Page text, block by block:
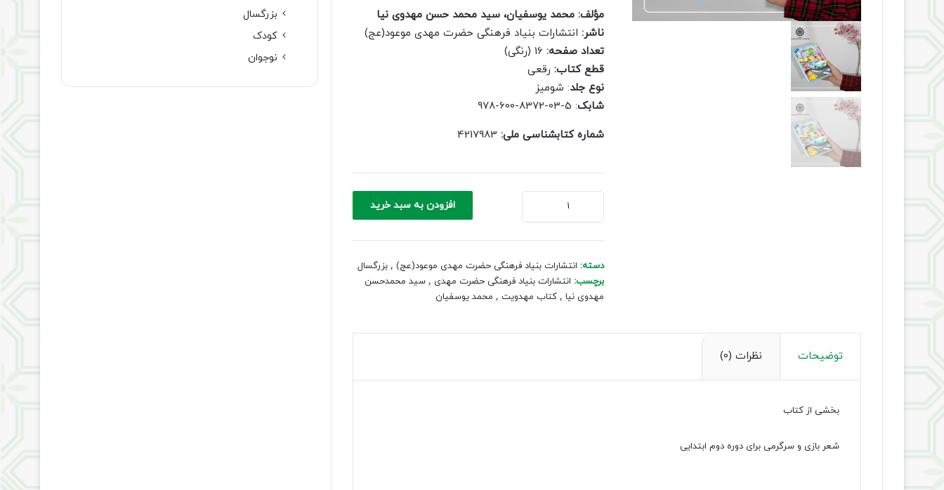
مؤلف: محمد یوسفیان، سید محمد حسن مهدوی نیا
ناشر:انتشارات بنیاد فرهنگی حضرت مهدی موعود(عج)
تعداد صفحه:16 (رنگی)
قطع کتاب:رقعی
نوع جلد: شومیز
شابک: 5-03-8372-600-978
شماره کتابشناسی ملی:
دوم
عدد
افزودن به سبد خرید
دسته: انتشارات بنیاد فرهنگی حضرت مهدی موعود(عج) , بزرگسال
برچسب: انتشارات بنیاد فرهنگی حضرت مهدی , سید محمدحسن
مهدوی نیا , کتاب مهدویت , محمد یوسفیان
توضیحات نظرات (0)
بخشی از کتاب
شعر بازی و سرگرمی برای دوره دوم ابتدایی
بزرگسال
کودک
نوجوان